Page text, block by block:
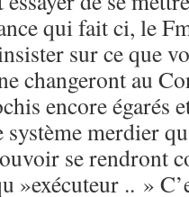
qui fait ci, le
sur ce que
changeront au
encore égarés
système merdier
se rendront
»exécuteur .. »